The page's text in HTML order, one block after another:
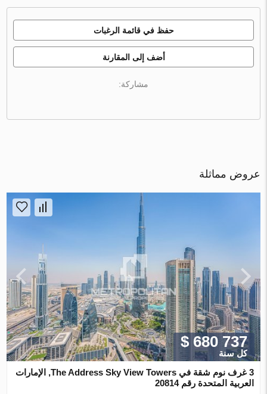
حفظ في قائمة الرغبات
أضف إلى المقارنة
مشاركة:
عروض مماثلة
$ 680 737
كل سنة
3 غرف نوم شقة في The Address Sky View Towers, الإمارات
العربية المتحدة رقم 20814